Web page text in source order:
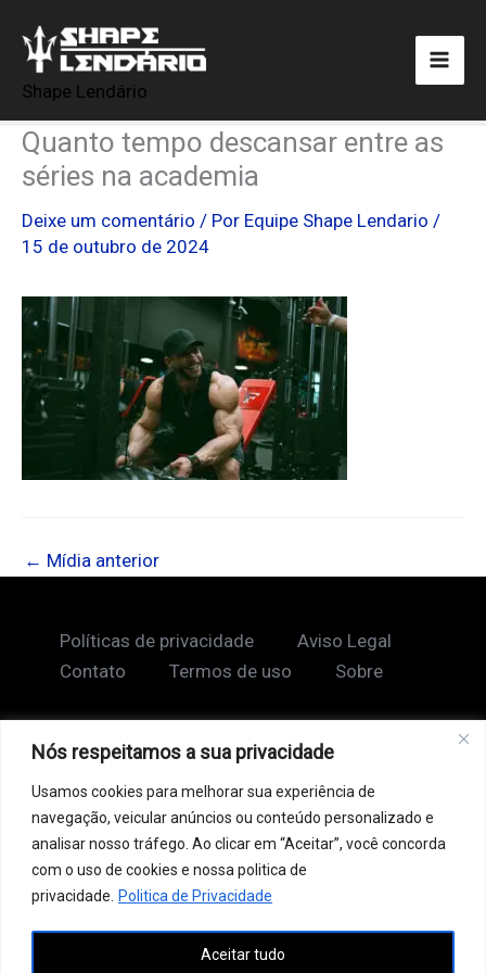
Nós respeitamos a sua privacidade
Usamos cookies para melhorar sua experiência de
navegação, veicular anúncios ou conteúdo personalizado e
analisar nosso tráfego. Ao clicar em “Aceitar”, você concorda
com o uso de cookies e nossa politica de
privacidade. Politica de Privacidade
Aceitar tudo
para
conteúdo
Shape Lendário
Quanto tempo descansar entre as
séries na academia
Deixe um comentário / Por Equipe Shape Lendario /
15 de outubro de 2024
← Mídia anterior
Políticas de privacidade
Aviso Legal
Contato
Termos de uso Sobre
Ao acessar este site, você concorda com nossos
Termos de Uso e Política de Privacidade. Este site
pode conter links patrocinados, incluindo do Google
AdSense, e links de afiliados. Podemos receber uma
comissão por vendas feitas através desses links. o
conteúdo aqui presente, incluindo textos, é protegido